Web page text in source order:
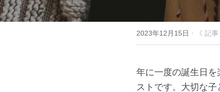
2023年12月15日 · 《 記事
年に一度の誕生日
ストです。大切な子